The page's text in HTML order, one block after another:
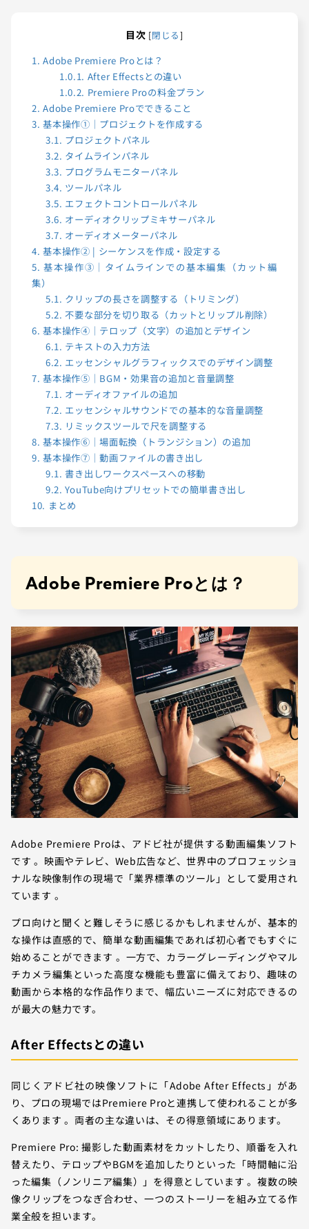
目次 [閉じる]
1. Adobe Premiere Proとは？
1.0.1. After Effectsとの違い
1.0.2. Premiere Proの料金プラン
2. Adobe Premiere Proでできること
3. 基本操作①｜プロジェクトを作成する
3.1. プロジェクトパネル
3.2. タイムラインパネル
3.3. プログラムモニターパネル
3.4. ツールパネル
3.5. エフェクトコントロールパネル
3.6. オーディオクリップミキサーパネル
3.7. オーディオメーターパネル
4. 基本操作② | シーケンスを作成・設定する
5. 基本操作③｜タイムラインでの基本編集（カット編
集）
5.1. クリップの長さを調整する（トリミング）
5.2. 不要な部分を切り取る（カットとリップル削除）
6. 基本操作④｜テロップ（文字）の追加とデザイン
6.1. テキストの入力方法
6.2. エッセンシャルグラフィックスでのデザイン調整
7. 基本操作⑤｜BGM・効果音の追加と音量調整
7.1. オーディオファイルの追加
7.2. エッセンシャルサウンドでの基本的な音量調整
7.3. リミックスツールで尺を調整する
8. 基本操作⑥｜場面転換（トランジション）の追加
9. 基本操作⑦｜動画ファイルの書き出し
9.1. 書き出しワークスペースへの移動
9.2. YouTube向けプリセットでの簡単書き出し
10. まとめ
Adobe Premiere Proとは？
Adobe Premiere Proは、アドビ社が提供する動画編集ソフト
です 。映画やテレビ、Web広告など、世界中のプロフェッショ
ナルな映像制作の現場で「業界標準のツール」として愛用され
ています 。
プロ向けと聞くと難しそうに感じるかもしれませんが、基本的
な操作は直感的で、簡単な動画編集であれば初心者でもすぐに
始めることができます 。一方で、カラーグレーディングやマル
チカメラ編集といった高度な機能も豊富に備えており、趣味の
動画から本格的な作品作りまで、幅広いニーズに対応できるの
が最大の魅力です。
After Effectsとの違い
同じくアドビ社の映像ソフトに「Adobe After Effects」があ
り、プロの現場ではPremiere Proと連携して使われることが多
くあります 。両者の主な違いは、その得意領域にあります。
Premiere Pro: 撮影した動画素材をカットしたり、順番を入れ
替えたり、テロップやBGMを追加したりといった「時間軸に沿
った編集（ノンリニア編集）」を得意としています 。複数の映
像クリップをつなぎ合わせ、一つのストーリーを組み立てる作
業全般を担います。